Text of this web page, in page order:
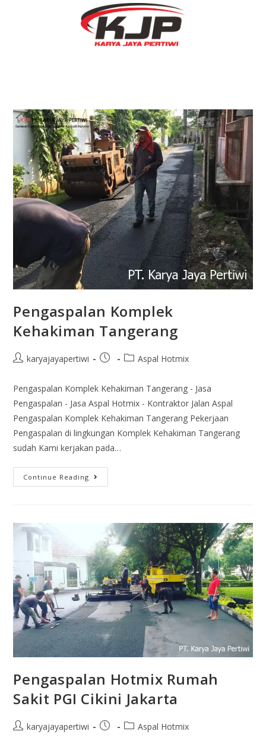
Pengaspalan Komplek
Kehakiman Tangerang
karyajayapertiwi Aspal Hotmix
Pengaspalan Komplek Kehakiman Tangerang - Jasa
Pengaspalan - Jasa Aspal Hotmix - Kontraktor Jalan Aspal
Pengaspalan Komplek Kehakiman Tangerang Pekerjaan
Pengaspalan di lingkungan Komplek Kehakiman Tangerang
sudah Kami kerjakan pada…
Continue Reading
Pengaspalan Hotmix Rumah
Sakit PGI Cikini Jakarta
karyajayapertiwi Aspal Hotmix